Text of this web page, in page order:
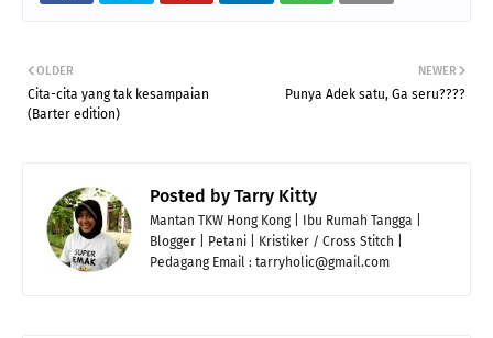
NEWER
Punya Adek satu, Ga seru????
OLDER
Cita-cita yang tak kesampaian
(Barter edition)
Posted by Tarry Kitty
Mantan TKW Hong Kong | Ibu Rumah Tangga |
Blogger | Petani | Kristiker / Cross Stitch |
Pedagang Email : tarryholic@gmail.com